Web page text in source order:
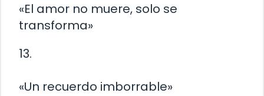
«El amor no muere, solo se
transforma»
13.
«Un recuerdo imborrable»